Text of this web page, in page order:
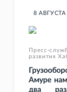
8 АВГУСТА
Пресс-
развития
Амуре
два